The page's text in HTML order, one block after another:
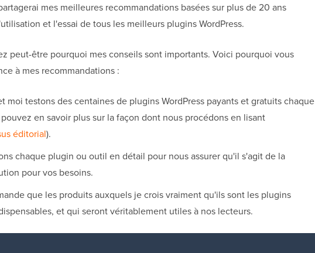
mes meilleures recommandations basées sur plus de 20 ans
et l'essai de tous les meilleurs plugins WordPress.
peut-être pourquoi mes conseils sont importants. Voici pourquoi vous
à mes recommandations :
moi testons des centaines de plugins WordPress payants et gratuits chaque
en savoir plus sur la façon dont nous procédons en lisant
éditorial).
chaque plugin ou outil en détail pour nous assurer qu'il s'agit de la
pour vos besoins.
que les produits auxquels je crois vraiment qu'ils sont les plugins
et qui seront véritablement utiles à nos lecteurs.